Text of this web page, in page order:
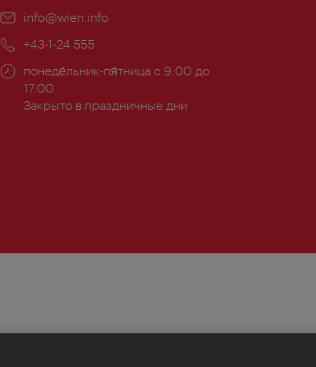
Эл.
info@wien.info
Телефон:
+43-1-24 555
Часы
работы:
понеде́льник-пя́тница с 9:00 до
17:00
Закрыто в праздничные дни